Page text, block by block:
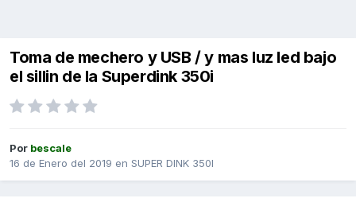
Toma de mechero y USB / y mas luz led bajo
el sillin de la Superdink 350i
Por bescale
16 de Enero del 2019 en SUPER DINK 350I